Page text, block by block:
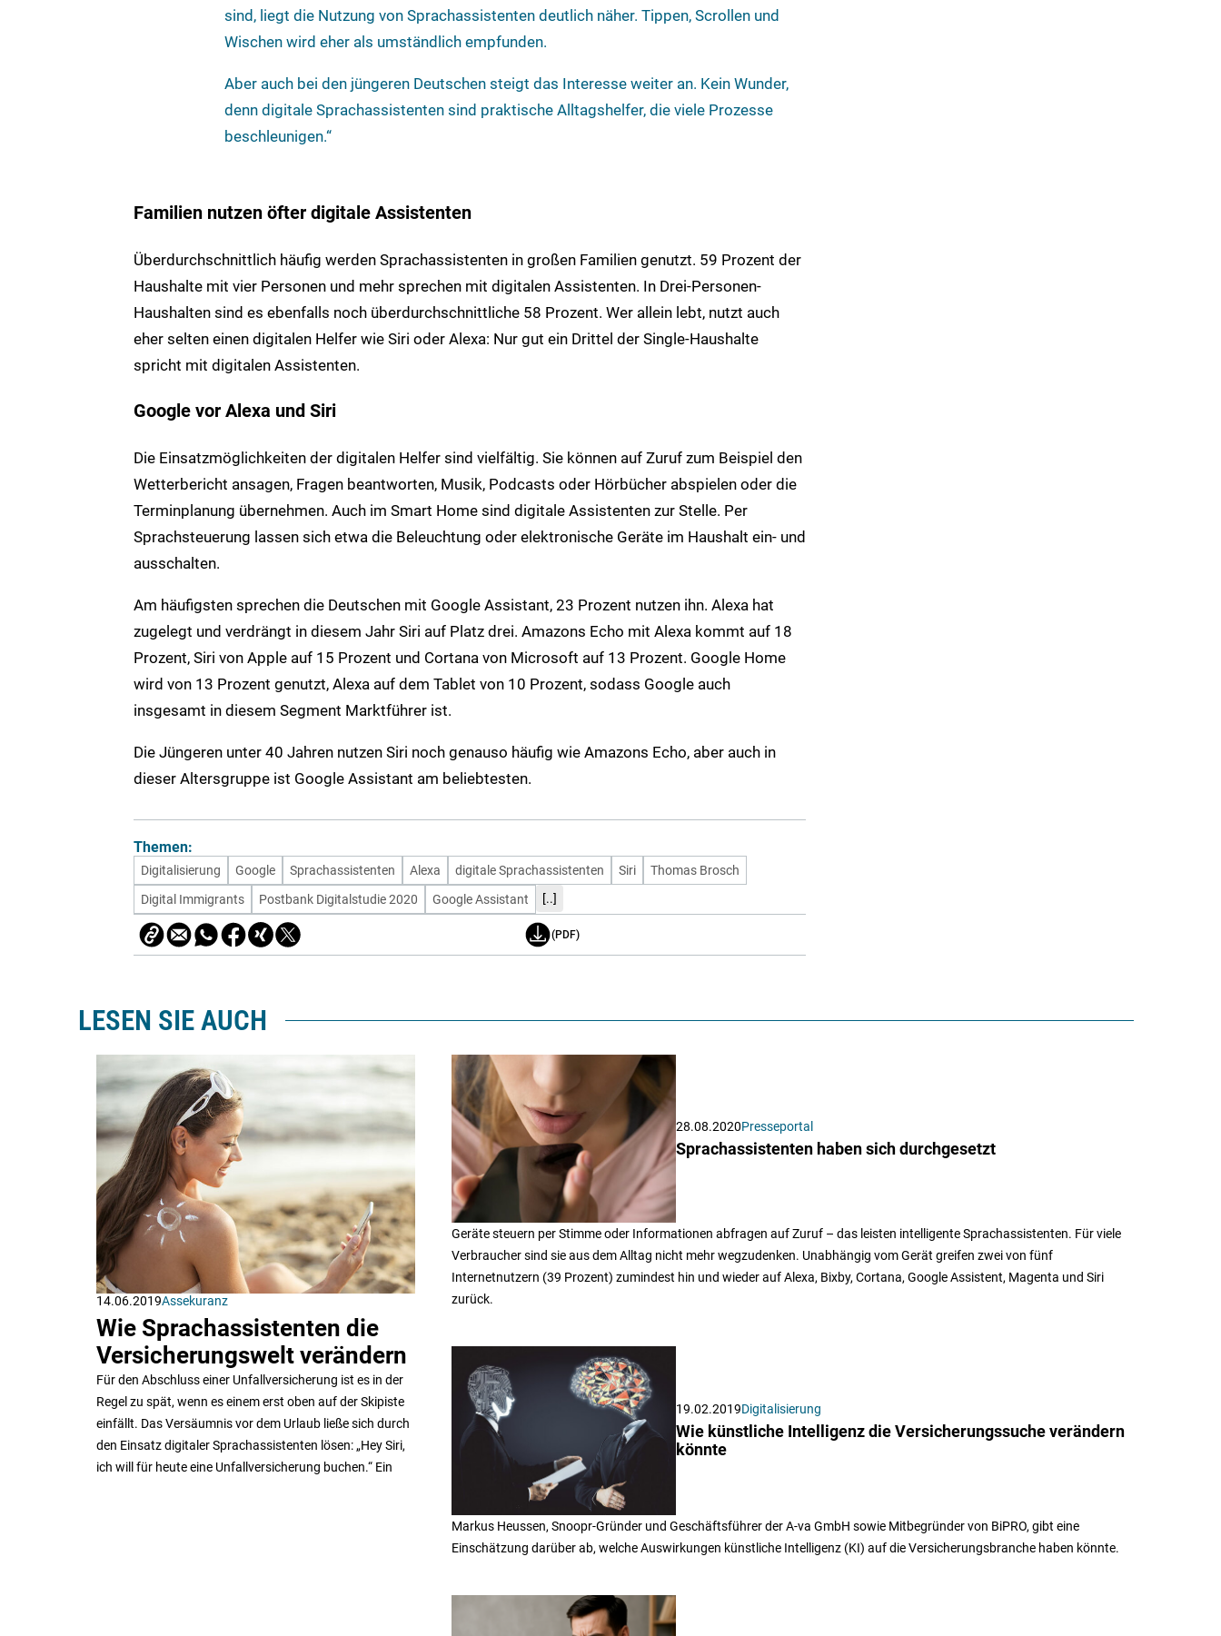
sind, liegt die Nutzung von Sprachassistenten deutlich näher. Tippen, Scrollen und
Wischen wird eher als umständlich empfunden.
Aber auch bei den jüngeren Deutschen steigt das Interesse weiter an. Kein Wunder,
denn digitale Sprachassistenten sind praktische Alltagshelfer, die viele Prozesse
beschleunigen.“
Familien nutzen öfter digitale Assistenten
Überdurchschnittlich häufig werden Sprachassistenten in großen Familien genutzt. 59 Prozent der
Haushalte mit vier Personen und mehr sprechen mit digitalen Assistenten. In Drei-Personen-
Haushalten sind es ebenfalls noch überdurchschnittliche 58 Prozent. Wer allein lebt, nutzt auch
eher selten einen digitalen Helfer wie Siri oder Alexa: Nur gut ein Drittel der Single-Haushalte
spricht mit digitalen Assistenten.
Google vor Alexa und Siri
Die Einsatzmöglichkeiten der digitalen Helfer sind vielfältig. Sie können auf Zuruf zum Beispiel den
Wetterbericht ansagen, Fragen beantworten, Musik, Podcasts oder Hörbücher abspielen oder die
Terminplanung übernehmen. Auch im Smart Home sind digitale Assistenten zur Stelle. Per
Sprachsteuerung lassen sich etwa die Beleuchtung oder elektronische Geräte im Haushalt ein- und
ausschalten.
Am häufigsten sprechen die Deutschen mit Google Assistant, 23 Prozent nutzen ihn. Alexa hat
zugelegt und verdrängt in diesem Jahr Siri auf Platz drei. Amazons Echo mit Alexa kommt auf 18
Prozent, Siri von Apple auf 15 Prozent und Cortana von Microsoft auf 13 Prozent. Google Home
wird von 13 Prozent genutzt, Alexa auf dem Tablet von 10 Prozent, sodass Google auch
insgesamt in diesem Segment Marktführer ist.
Die Jüngeren unter 40 Jahren nutzen Siri noch genauso häufig wie Amazons Echo, aber auch in
dieser Altersgruppe ist Google Assistant am beliebtesten.
Themen:
Digitalisierung Google Sprachassistenten Alexa digitale Sprachassistenten Siri
Thomas Brosch
Digital Immigrants
Postbank Digitalstudie 2020 Google Assistant [..]
(PDF)
LESEN SIE AUCH
14.06.2019Assekuranz
Wie Sprachassistenten die
Versicherungswelt verändern
Für den Abschluss einer Unfallversicherung ist es in der
Regel zu spät, wenn es einem erst oben auf der Skipiste
einfällt. Das Versäumnis vor dem Urlaub ließe sich durch
den Einsatz digitaler Sprachassistenten lösen: „Hey Siri,
ich will für heute eine Unfallversicherung buchen.“ Ein
28.08.2020Presseportal
Sprachassistenten haben sich durchgesetzt
Geräte steuern per Stimme oder Informationen abfragen auf Zuruf – das leisten intelligente Sprachassistenten. Für viele
Verbraucher sind sie aus dem Alltag nicht mehr wegzudenken. Unabhängig vom Gerät greifen zwei von fünf
Internetnutzern (39 Prozent) zumindest hin und wieder auf Alexa, Bixby, Cortana, Google Assistent, Magenta und Siri
zurück.
19.02.2019Digitalisierung
Wie künstliche Intelligenz die Versicherungssuche verändern
könnte
Markus Heussen, Snoopr-Gründer und Geschäftsführer der A-va GmbH sowie Mitbegründer von BiPRO, gibt eine
Einschätzung darüber ab, welche Auswirkungen künstliche Intelligenz (KI) auf die Versicherungsbranche haben könnte.